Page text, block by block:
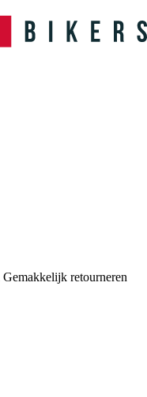
Gemakkelijk retourneren